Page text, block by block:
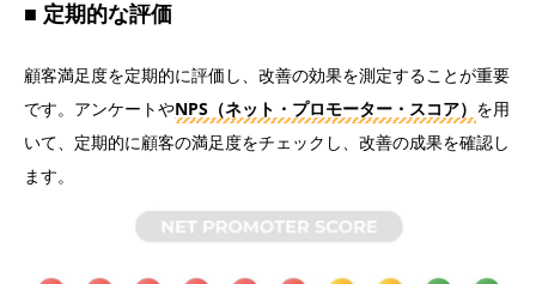
定期的な評価
顧客満足度を定期的に評価し、改善の効果を測定することが重要
です。アンケートやNPS（ネット・プロモーター・スコア） を用
いて、定期的に顧客の満足度をチェックし、改善の成果を確認し
ます。